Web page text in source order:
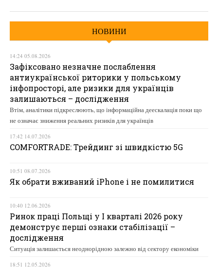
НОВИНИ
14:24 05.08.2026
Зафіксовано незначне послаблення
антиукраїнської риторики у польському
інфопросторі, але ризики для українців
залишаються – дослідження
Втім, аналітики підкреслюють, що інформаційна деескалація поки що
не означає зниження реальних ризиків для українців
17:42 14.07.2026
COMFORTRADE: Трейдинг зі швидкістю 5G
10:51 08.07.2026
Як обрати вживаний iPhone і не помилитися
10:40 12.06.2026
Ринок праці Польщі у І кварталі 2026 року
демонструє перші ознаки стабілізації –
дослідження
Ситуація залишається неоднорідною залежно від сектору економіки
18:51 12.05.2026